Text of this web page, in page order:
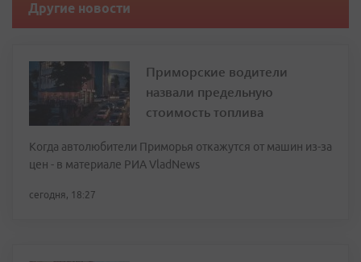
Другие новости
Приморские водители
назвали предельную
стоимость топлива
Когда автолюбители Приморья откажутся от машин из-за
цен - в материале РИА VladNews
сегодня, 18:27